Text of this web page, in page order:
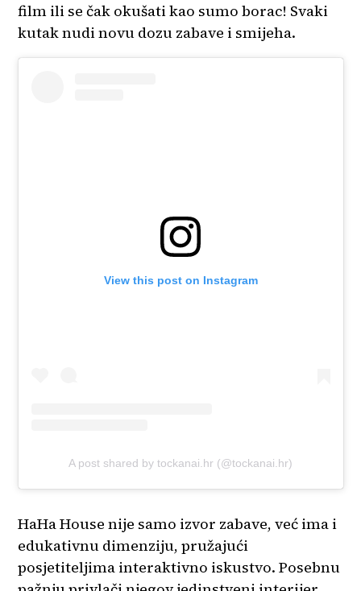
film ili se čak okušati kao sumo borac! Svaki
kutak nudi novu dozu zabave i smijeha.
View this post on Instagram
A post shared by tockanai.hr (@tockanai.hr)
HaHa House nije samo izvor zabave, već ima i
edukativnu dimenziju, pružajući
posjetiteljima interaktivno iskustvo. Posebnu